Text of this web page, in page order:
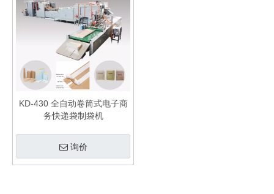
KD-430 全自动卷筒式电子商
务快递袋制袋机
询价